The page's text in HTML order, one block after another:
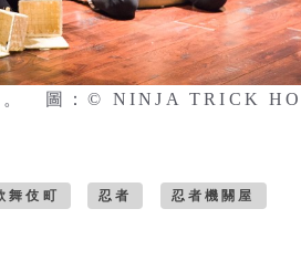
。 圖：© NINJA TRICK
舞伎町 忍者 忍者機關屋